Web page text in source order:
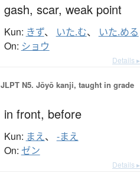
gash, scar, weak point
Kun: きず、 いた.む、 いた.める
On: ショウ
Details ▸
JLPT N5. Jōyō kanji, taught in grade
in front, before
Kun: まえ、 -まえ
On: ゼン
Details ▸